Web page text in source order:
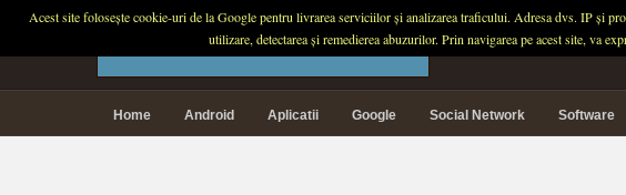
PLANETA TECH
Home Android Aplicatii Google Social Network Software
Acest site folosește cookie-uri de la Google pentru livrarea serviciilor și analizarea traficului. Adresa dvs. IP și
utilizare, detectarea și remedierea abuzurilor. Prin navigarea pe acest site, va